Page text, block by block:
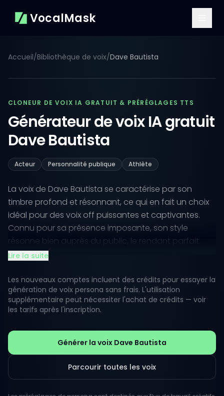
VocalMask
Accueil/Bibliothèque de voix/Dave Bautista
CLONEUR DE VOIX IA GRATUIT & PRÉRÉGLAGES TTS
Générateur de voix IA gratuit
Dave Bautista
Acteur Personnalité publique Athlète
La voix de Dave Bautista se caractérise par son
timbre profond et résonnant, ce qui en fait un choix
idéal pour des voix off puissantes et captivantes.
Connu pour sa présence imposante, son style
résonne bien auprès du public, le rendant parfait
pour des narrations, des bandes-annonces et du
charisme, la voix de Bautista apporte une
dynamique unique qui attire l'attention et véhicule
des émotions.
vidéo d'entreprise ou d'une livraison émotive pour
une narration personnelle, cette voix trouve le juste
équilibre. La perception publique met généralement
en avant sa polyvalence, permettant à la fois des
performances sérieuses et des récits engageants et
Lire la suite
Les nouveaux comptes incluent des crédits pour essayer la
génération de voix persona sans frais. L'utilisation
supplémentaire peut nécessiter l'achat de crédits — voir
les tarifs après l'inscription.
Générer la voix Dave Bautista
Parcourir toutes les voix